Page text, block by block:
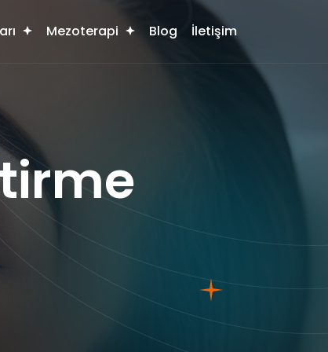
Mezoterapi Blog İletişim